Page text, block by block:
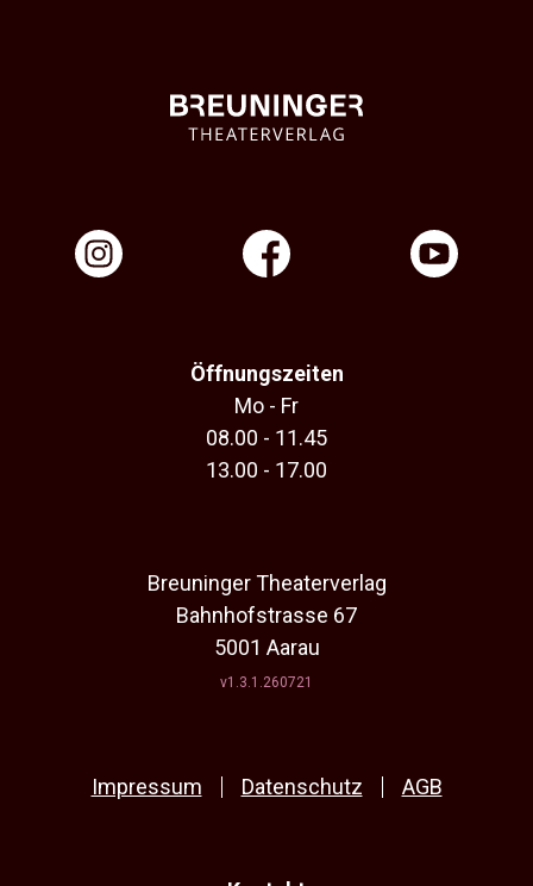
Öffnungszeiten
Mo - Fr
08.00 - 11.45
13.00 - 17.00
Breuninger Theaterverlag
Bahnhofstrasse 67
5001 Aarau
v1.3.1.260721
Impressum Datenschutz AGB